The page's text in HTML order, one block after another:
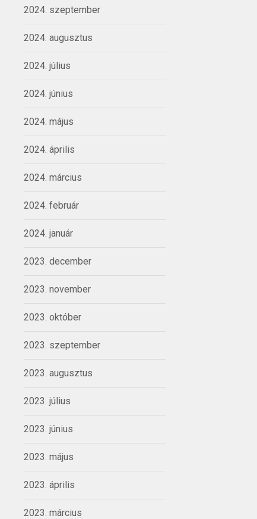
2024. szeptember
2024. augusztus
2024. július
2024. június
2024. május
2024. április
2024. március
2024. február
2024. január
2023. december
2023. november
2023. október
2023. szeptember
2023. augusztus
2023. július
2023. június
2023. május
2023. április
2023. március